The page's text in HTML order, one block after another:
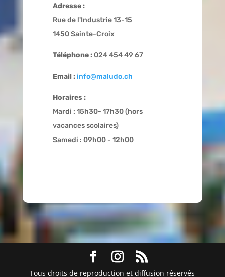
Adresse :
Rue de l'Industrie 13-15
1450 Sainte-Croix
Téléphone :024 454 49 67
Email :info@maludo.ch
Horaires :
Mardi : 15h30- 17h30 (hors
vacances scolaires)
Samedi : 09h00 - 12h00
Tous droits de reproduction et diffusion réservés